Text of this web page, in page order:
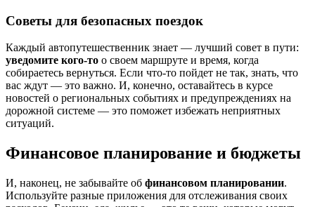
Советы для безопасных поездок
Каждый автопутешественник знает — лучший совет в пути:
уведомите кого-то о своем маршруте и время, когда
собираетесь вернуться. Если что-то пойдет не так, знать, что
вас ждут — это важно. И, конечно, оставайтесь в курсе
новостей о региональных событиях и предупреждениях на
дорожной системе — это поможет избежать неприятных
ситуаций.
Финансовое планирование и бюджеты
И, наконец, не забывайте об финансовом планировании.
Используйте разные приложения для отслеживания своих